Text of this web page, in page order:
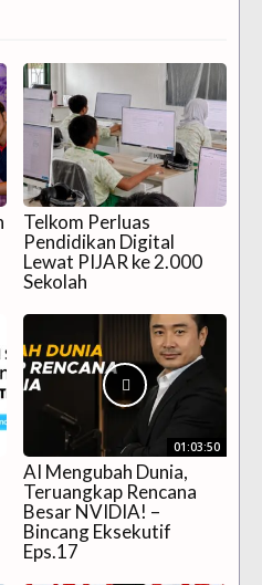
Telkom Perluas
Pendidikan Digital
Lewat PIJAR ke 2.000
Sekolah
01:03:50
AI Mengubah Dunia,
Teruangkap Rencana
Besar NVIDIA! –
Bincang Eksekutif
Eps.17